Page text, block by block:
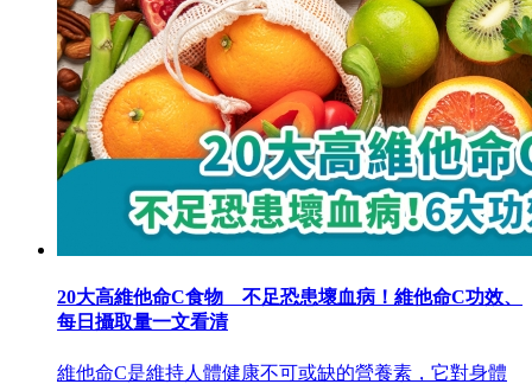
20大高維他命C食物 不足恐患壞血病！維他命C功效、
每日攝取量一文看清
維他命C是維持人體健康不可或缺的營養素，它對身體